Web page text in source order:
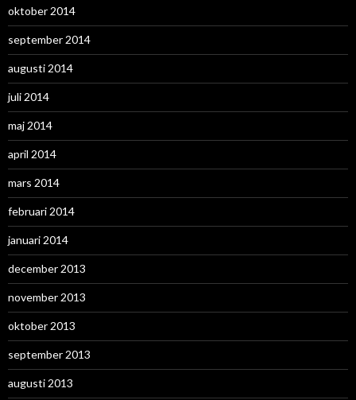
oktober 2014
september 2014
augusti 2014
juli 2014
maj 2014
april 2014
mars 2014
februari 2014
januari 2014
december 2013
november 2013
oktober 2013
september 2013
augusti 2013